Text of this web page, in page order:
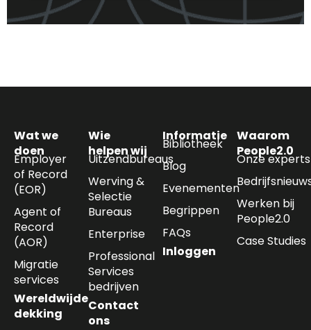
Wat we
doen
Employer
of Record
(EOR)
Agent of
Record
(AOR)
Migratie
services
Wereldwijde
dekking
Wie
helpen wij
Uitzendbureaus
Werving &
Selectie
Bureaus
Enterprise
Professional
Services
bedrijven
Contact
ons
Informatie
Bibliotheek
Blog
Evenementen
Begrippen
FAQs
Inloggen
Waarom
People2.0
Onze experts
Werken bij
People2.0
Case Studies